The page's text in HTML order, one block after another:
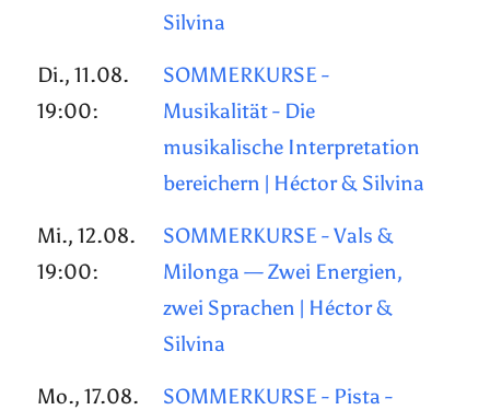
Silvina
Di., 11.08.
19:00:
SOMMERKURSE -
Musikalität - Die
musikalische Interpretation
bereichern | Héctor & Silvina
Mi., 12.08.
19:00:
SOMMERKURSE - Vals &
Milonga — Zwei Energien,
zwei Sprachen | Héctor &
Silvina
Mo., 17.08.
SOMMERKURSE - Pista -